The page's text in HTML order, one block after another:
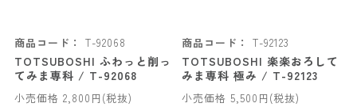
商品コード： T-92068
TOTSUBOSHI ふわっと削っ
てみま専科 / T-92068
小売価格 2,800円(税抜)
商品コード： T-92123
TOTSUBOSHI 楽楽おろして
みま専科 極み / T-92123
小売価格 5,500円(税抜)